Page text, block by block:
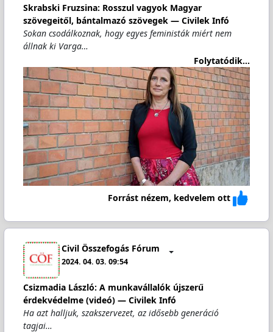
Skrabski Fruzsina: Rosszul vagyok Magyar
szövegeitől, bántalmazó szövegek — Civilek Infó
Sokan csodálkoznak, hogy egyes feministák miért nem
állnak ki Varga…
Folytatódik...
Forrást nézem, kedvelem ott
Civil Összefogás Fórum
2024. 04. 03. 09:54
Csizmadia László: A munkavállalók újszerű
érdekvédelme (videó) — Civilek Infó
Ha azt halljuk, szakszervezet, az idősebb generáció
tagjai…